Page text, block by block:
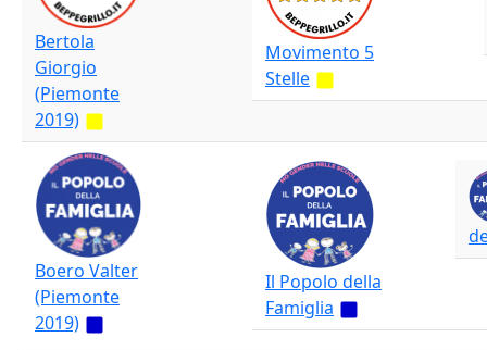
Bertola
Giorgio
(Piemonte
2019)
Movimento 5
Stelle
Boero Valter
(Piemonte
2019)
Il Popolo della
Famiglia